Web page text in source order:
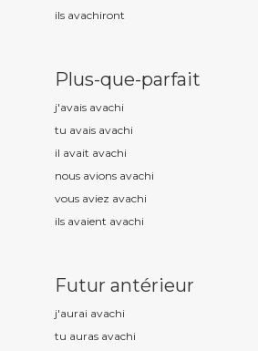
ils avachiront
Plus-que-parfait
j'avais avachi
tu avais avachi
il avait avachi
nous avions avachi
vous aviez avachi
ils avaient avachi
Futur antérieur
j'aurai avachi
tu auras avachi